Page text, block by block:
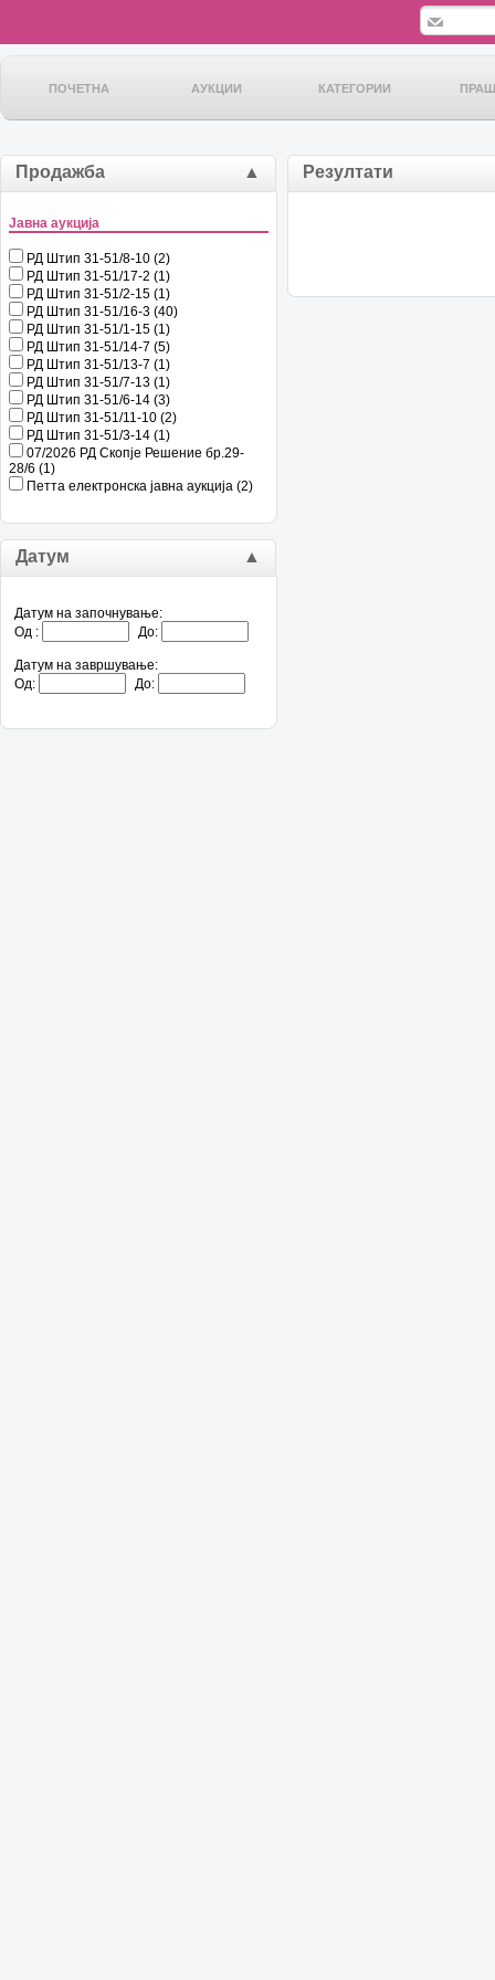
ПОЧЕТНА АУКЦИИ КАТЕГОРИИ
Продажба ▲
Јавна аукција
РД Штип 31-51/8-10 (2)
РД Штип 31-51/17-2 (1)
РД Штип 31-51/2-15 (1)
РД Штип 31-51/16-3 (40)
РД Штип 31-51/1-15 (1)
РД Штип 31-51/14-7 (5)
РД Штип 31-51/13-7 (1)
РД Штип 31-51/7-13 (1)
РД Штип 31-51/6-14 (3)
РД Штип 31-51/11-10 (2)
РД Штип 31-51/3-14 (1)
07/2026 РД Скопје Решение бр.29-
28/6 (1)
Петта електронска јавна аукција (2)
Датум ▲
Датум на започнување:
Од :
До:
Датум на завршување:
Од:
До:
Резултати